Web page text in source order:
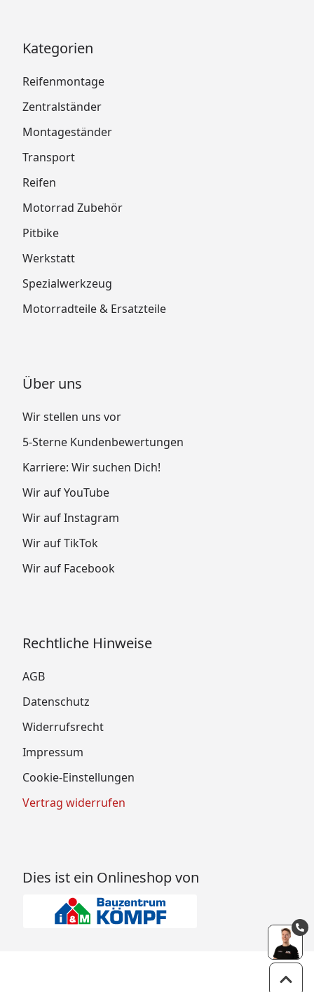
Kategorien
Reifenmontage
Zentralständer
Montageständer
Transport
Reifen
Motorrad Zubehör
Pitbike
Werkstatt
Spezialwerkzeug
Motorradteile & Ersatzteile
Über uns
Wir stellen uns vor
5-Sterne Kundenbewertungen
Karriere: Wir suchen Dich!
Wir auf YouTube
Wir auf Instagram
Wir auf TikTok
Wir auf Facebook
Rechtliche Hinweise
AGB
Datenschutz
Widerrufsrecht
Impressum
Cookie-Einstellungen
Vertrag widerrufen
Dies ist ein Onlineshop von